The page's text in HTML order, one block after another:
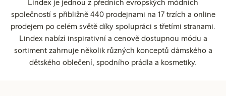
Lindex je jednou z předních evropských módních
společností s přibližně 440 prodejnami na 17 trzích a online
prodejem po celém světě díky spolupráci s třetími stranami.
Lindex nabízí inspirativní a cenově dostupnou módu a
sortiment zahrnuje několik různých konceptů dámského a
dětského oblečení, spodního prádla a kosmetiky.